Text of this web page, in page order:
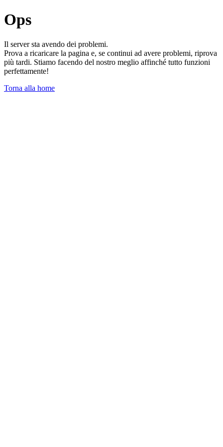
Ops
Il server sta avendo dei problemi.
Prova a ricaricare la pagina e, se continui ad avere problemi, riprova
più tardi. Stiamo facendo del nostro meglio affinché tutto funzioni
perfettamente!
Torna alla home